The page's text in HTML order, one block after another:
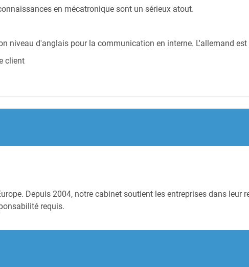
en mécatronique sont un sérieux atout.
niveau d'anglais pour la communication en interne. L'allemand est
client
Depuis 2004, notre cabinet soutient les entreprises dans leur
requis.